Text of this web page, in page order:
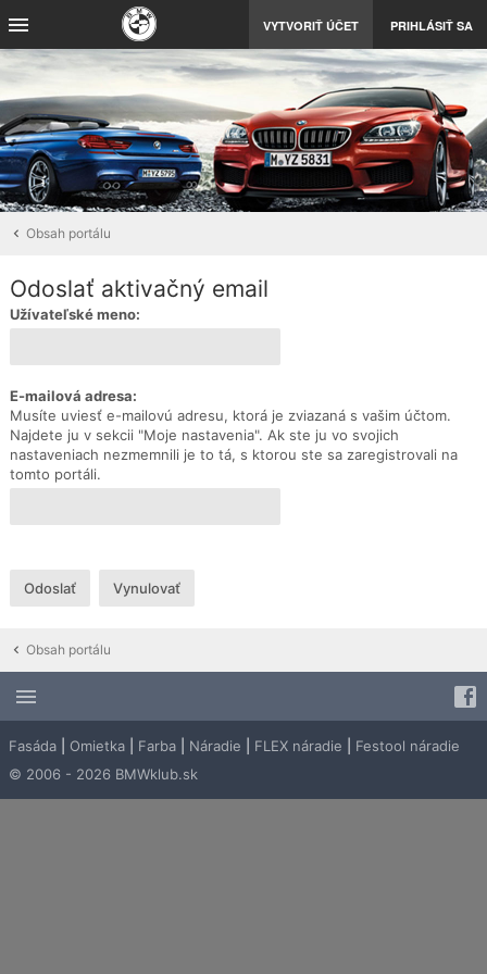
VYTVORIŤ ÚČET PRIHLÁSIŤ SA
Obsah portálu
Odoslať aktivačný email
Užívateľské meno:
E-mailová adresa:
Musíte uviesť e-mailovú adresu, ktorá je zviazaná s vašim účtom.
Najdete ju v sekcii "Moje nastavenia". Ak ste ju vo svojich
nastaveniach nezmemnili je to tá, s ktorou ste sa zaregistrovali na
tomto portáli.
Obsah portálu
Fasáda Omietka Farba Náradie FLEX náradie
Festool náradie
© 2006 - 2026 BMWklub.sk